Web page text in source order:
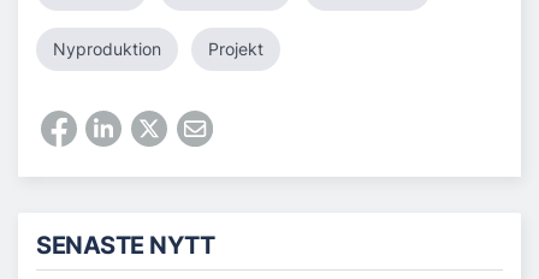
Nyproduktion Projekt
SENASTE NYTT